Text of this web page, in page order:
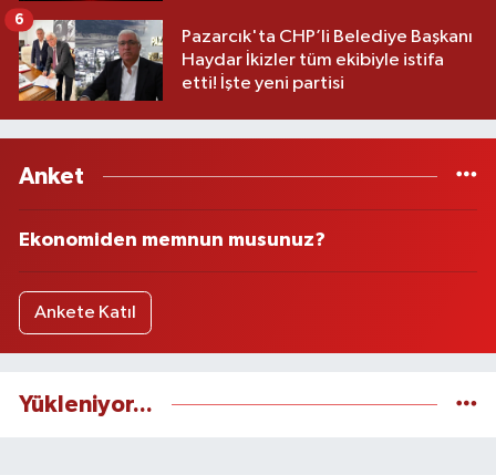
Pazarcık'ta CHP’li Belediye Başkanı
Haydar İkizler tüm ekibiyle istifa
etti! İşte yeni partisi
6
Anket
Ekonomiden memnun musunuz?
Ankete Katıl
Yükleniyor...